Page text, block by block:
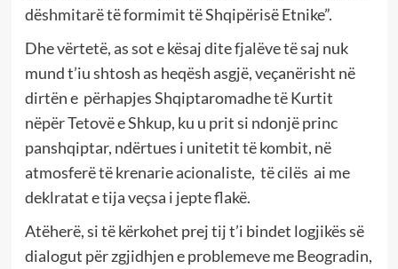
dëshmitarë të formimit të Shqipërisë Etnike”.
Dhe vërtetë, as sot e kësaj dite fjalëve të saj nuk
mund t’iu shtosh as heqësh asgjë, veçanërisht në
dirtën e përhapjes Shqiptaromadhe të Kurtit
nëpër Tetovë e Shkup, ku u prit si ndonjë princ
panshqiptar, ndërtues i unitetit të kombit, në
atmosferë të krenarie acionaliste, të cilës ai me
deklratat e tija veçsa i jepte flakë.
Atëherë, si të kërkohet prej tij t’i bindet logjikës së
dialogut për zgjidhjen e problemeve me Beogradin,